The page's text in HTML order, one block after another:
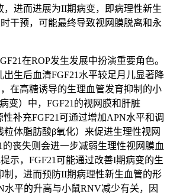
，进而进展为II期病变，即病理性新生
干预，可能最终导致视网膜脱离和永
在ROP发生发展中扮演重要角色。
出生后血清FGF21水平较足月儿显著降
在高糖诱导的生理血管发育抑制的小
变）中，FGF21的视网膜和肝脏
补充FGF21可通过增加APN水平和调
体脂肪酸β氧化）来促进生理性视网
的丧失则会进一步减弱生理性视网膜血
示，FGF21可能通过改善I期病变的生
制，进而预防II期病理性新生血管的形
水平的升高与小鼠RNV减少有关，因